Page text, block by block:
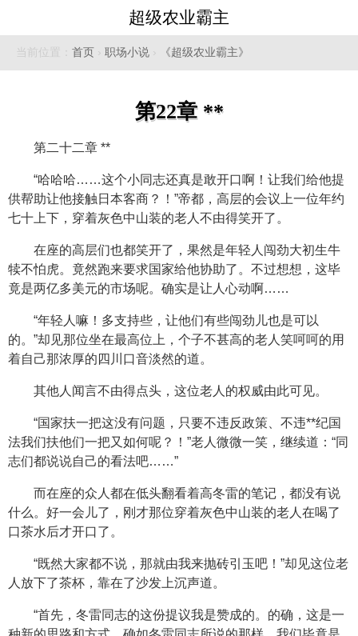
超级农业霸主
当前位置： 首页 › 职场小说 › 《超级农业霸主》
第22章 **
第二十二章 **
“哈哈哈……这个小同志还真是敢开口啊！让我们给他提
供帮助让他接触日本客商？！”帝都，高层的会议上一位年约
七十上下，穿着灰色中山装的老人不由得笑开了。
在座的高层们也都笑开了，果然是年轻人闯劲大初生牛
犊不怕虎。竟然跑来要求国家给他协助了。不过想想，这毕
竟是两亿多美元的市场呢。确实是让人心动啊……
“年轻人嘛！多支持些，让他们有些闯劲儿也是可以
的。”却见那位坐在最高位上，个子不甚高的老人笑呵呵的用
着自己那浓厚的四川口音淡然的道。
其他人闻言不由得点头，这位老人的权威由此可见。
“国家扶一把这没有问题，只要不违反政策、不违**纪国
法我们扶他们一把又如何呢？！”老人微微一笑，继续道：“同
志们都说说自己的看法吧……”
而在座的众人都在低头翻看着高冬雷的笔记，都没有说
什么。好一会儿了，刚才那位穿着灰色中山装的老人在喝了
口茶水后才开口了。
“既然大家都不说，那就由我来抛砖引玉吧！”却见这位老
人放下了茶杯，靠在了沙发上沉声道。
“首先，冬雷同志的这份提议我是赞成的。的确，这是一